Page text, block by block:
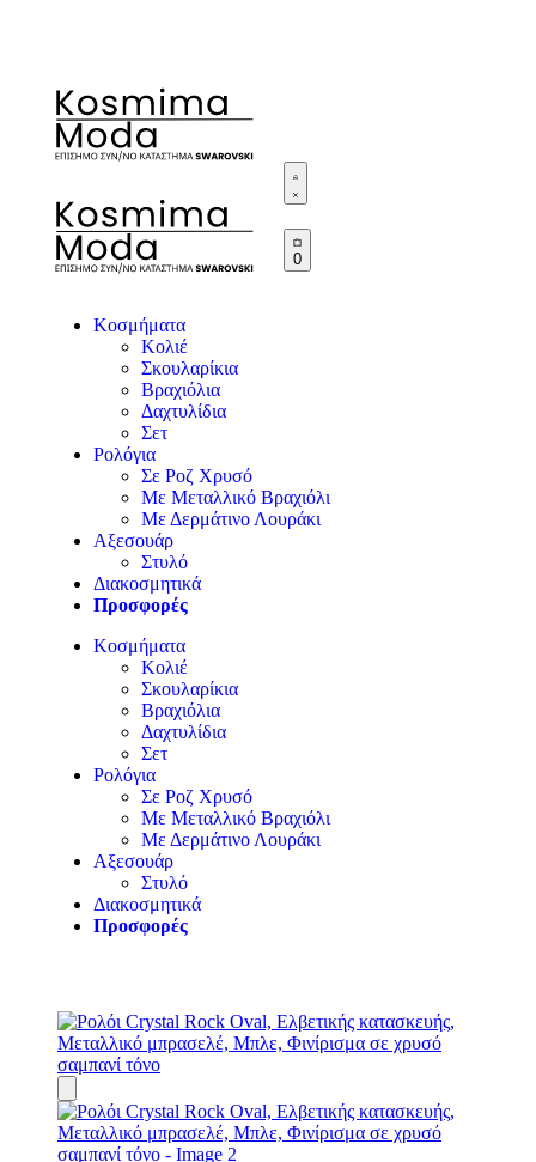
0
Κοσμήματα
Κολιέ
Σκουλαρίκια
Βραχιόλια
Δαχτυλίδια
Σετ
Ρολόγια
Σε Ροζ Χρυσό
Με Μεταλλικό Βραχιόλι
Με Δερμάτινο Λουράκι
Αξεσουάρ
Στυλό
Διακοσμητικά
Προσφορές
Κοσμήματα
Κολιέ
Σκουλαρίκια
Βραχιόλια
Δαχτυλίδια
Σετ
Ρολόγια
Σε Ροζ Χρυσό
Με Μεταλλικό Βραχιόλι
Με Δερμάτινο Λουράκι
Αξεσουάρ
Στυλό
Διακοσμητικά
Προσφορές